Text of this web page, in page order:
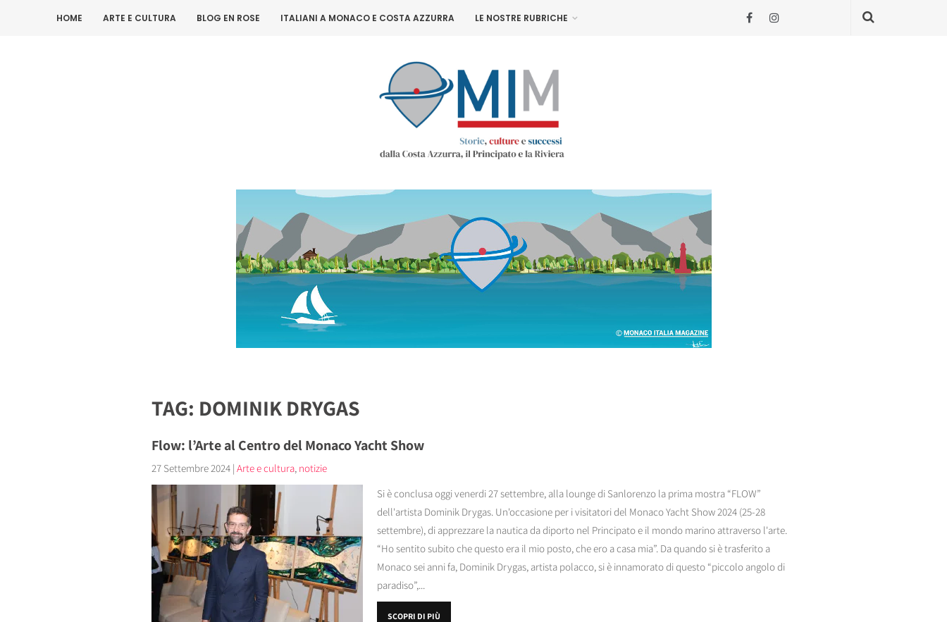
HOME ARTE E CULTURA BLOG EN ROSE ITALIANI A MONACO E COSTA AZZURRA LE NOSTRE RUBRICHE
TAG: DOMINIK DRYGAS
Flow: l’Arte al Centro del Monaco Yacht Show
27 Settembre 2024 | Arte e cultura, notizie
Si è conclusa oggi venerdi 27 settembre, alla lounge di Sanlorenzo la prima mostra “FLOW”
dell'artista Dominik Drygas. Un'occasione per i visitatori del Monaco Yacht Show 2024 (25-28
settembre), di apprezzare la nautica da diporto nel Principato e il mondo marino attraverso l'arte.
“Ho sentito subito che questo era il mio posto, che ero a casa mia”. Da quando si è trasferito a
Monaco sei anni fa, Dominik Drygas, artista polacco, si è innamorato di questo “piccolo angolo di
paradiso”,...
SCOPRI DI PIÙ